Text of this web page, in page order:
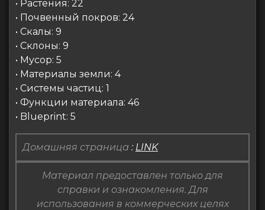
• Растения: 22
• Почвенный покров: 24
• Скалы: 9
• Склоны: 9
• Мусор: 5
• Материалы земли: 4
• Системы частиц: 1
• Функции материала: 46
• Blueprint: 5
Домашняя страница : LINK
Материал предоставлен только для
справки и ознакомления. Для
использования в коммерческих целях